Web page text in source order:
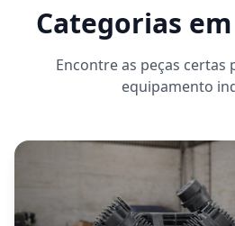
Categorias
Encontre as peças certas
equipamento